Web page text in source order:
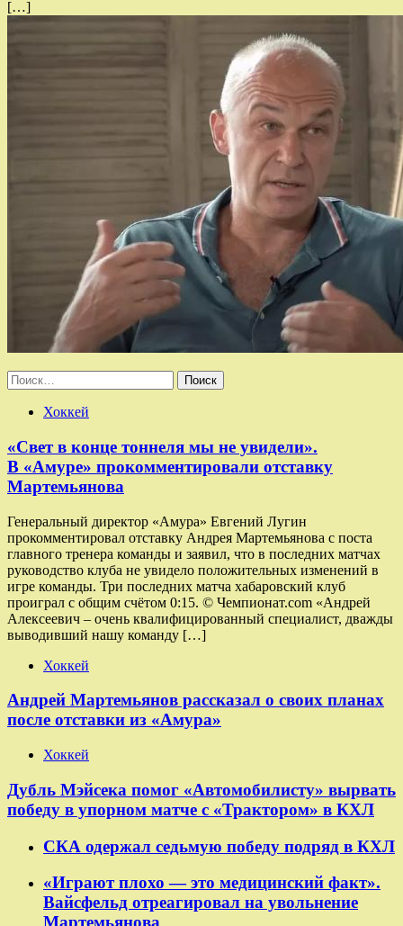
[…]
Найти:
Хоккей
«Свет в конце тоннеля мы не увидели».
В «Амуре» прокомментировали отставку
Мартемьянова
Генеральный директор «Амура» Евгений Лугин
прокомментировал отставку Андрея Мартемьянова с поста
главного тренера команды и заявил, что в последних матчах
руководство клуба не увидело положительных изменений в
игре команды. Три последних матча хабаровский клуб
проиграл с общим счётом 0:15. © Чемпионат.com «Андрей
Алексеевич – очень квалифицированный специалист, дважды
выводивший нашу команду […]
Хоккей
Андрей Мартемьянов рассказал о своих планах
после отставки из «Амура»
Хоккей
Дубль Мэйсека помог «Автомобилисту» вырвать
победу в упорном матче с «Трактором» в КХЛ
СКА одержал седьмую победу подряд в КХЛ
«Играют плохо — это медицинский факт».
Вайсфельд отреагировал на увольнение